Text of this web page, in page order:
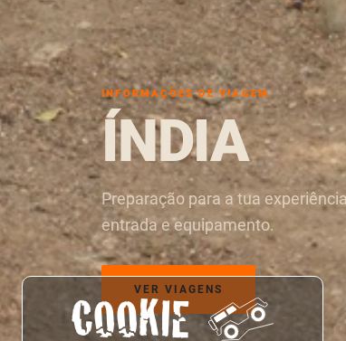
COOKIE
INFORMAÇÕES DE VIAGEM
ÍNDIA
Preparação para a tua
entrada e equipamento.
VER VIAGENS